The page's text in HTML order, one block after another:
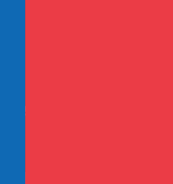
los lineamientos generales del